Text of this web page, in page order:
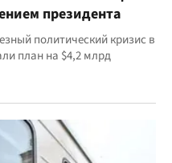
президента
политический кризис в
план на $4,2 млрд